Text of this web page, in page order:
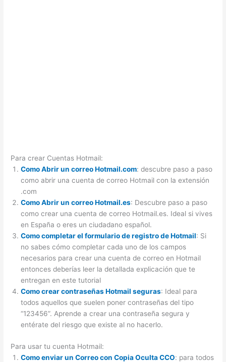
Para crear Cuentas Hotmail:
Como Abrir un correo Hotmail.com: descubre paso a paso
como abrir una cuenta de correo Hotmail con la extensión
.com
Como Abrir un correo Hotmail.es: Descubre paso a paso
como crear una cuenta de correo Hotmail.es. Ideal si vives
en España o eres un ciudadano español.
Como completar el formulario de registro de Hotmail: Si
no sabes cómo completar cada uno de los campos
necesarios para crear una cuenta de correo en Hotmail
entonces deberías leer la detallada explicación que te
entregan en este tutorial
Como crear contraseñas Hotmail seguras: Ideal para
todos aquellos que suelen poner contraseñas del tipo
“123456”. Aprende a crear una contraseña segura y
entérate del riesgo que existe al no hacerlo.
Para usar tu cuenta Hotmail:
Como enviar un Correo con Copia Oculta CCO: para todos